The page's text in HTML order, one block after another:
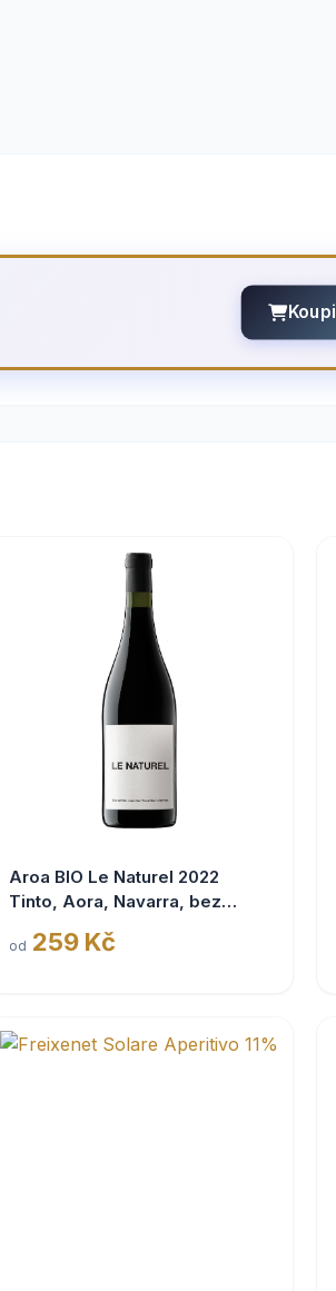
Aroa BIO Le Naturel 2022
Tinto, Aora, Navarra, bez
od 259 Kč